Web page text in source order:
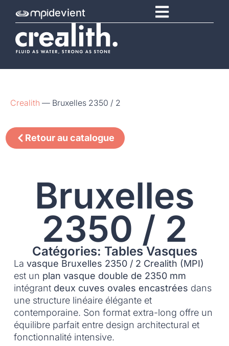
devient
Crealith — Bruxelles 2350 / 2
Retour au catalogue
Bruxelles
2350 / 2
Catégories: Tables Vasques
La vasque Bruxelles 2350 / 2 Crealith (MPI)
est un plan vasque double de 2350 mm
intégrant deux cuves ovales encastrées dans
une structure linéaire élégante et
contemporaine. Son format extra-long offre un
équilibre parfait entre design architectural et
fonctionnalité intensive.